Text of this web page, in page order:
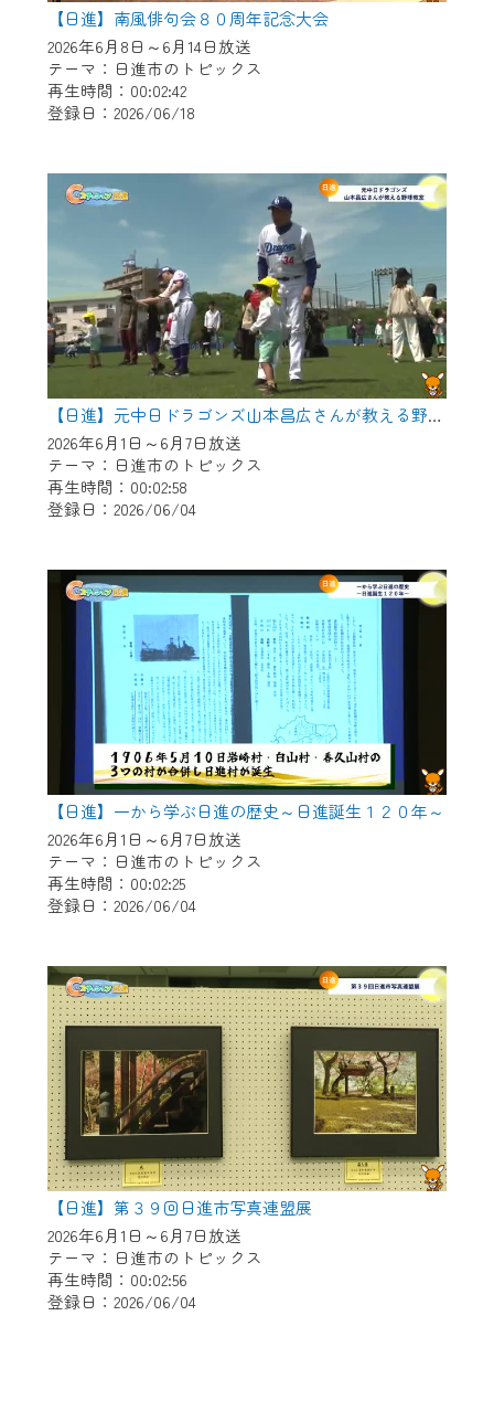
【日進】南風俳句会８０周年記念大会
2026年6月8日～6月14日放送
テーマ：日進市のトピックス
再生時間：00:02:42
登録日：2026/06/18
【日進】元中日ドラゴンズ山本昌広さんが教える野球教室
2026年6月1日～6月7日放送
テーマ：日進市のトピックス
再生時間：00:02:58
登録日：2026/06/04
【日進】一から学ぶ日進の歴史～日進誕生１２０年～
2026年6月1日～6月7日放送
テーマ：日進市のトピックス
再生時間：00:02:25
登録日：2026/06/04
【日進】第３９回日進市写真連盟展
2026年6月1日～6月7日放送
テーマ：日進市のトピックス
再生時間：00:02:56
登録日：2026/06/04